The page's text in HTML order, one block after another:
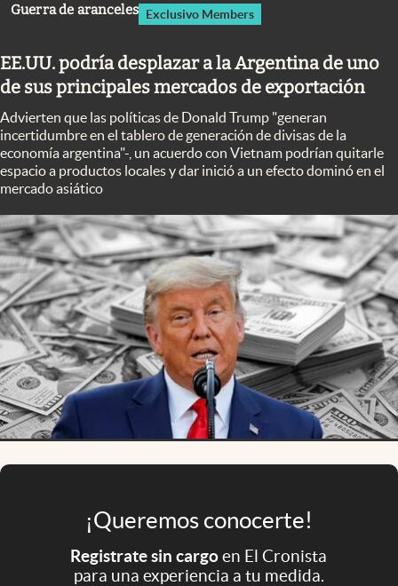
Negocios
Otras secciones
Apertura
Infotechnology
Clase
Clima
Mundial 2026
Eventos Corporativos
El Cronista Studio
Mediakit
abre en nueva pestaña
Argentina
Guerra de aranceles Exclusivo Members
EE.UU. podría desplazar a la Argentina de uno
de sus principales mercados de exportación
Advierten que las políticas de Donald Trump "generan
incertidumbre en el tablero de generación de divisas de la
economía argentina"-, un acuerdo con Vietnam podrían quitarle
espacio a productos locales y dar inició a un efecto dominó en el
mercado asiático
¡Queremos conocerte!
Registrate sin cargoen El Cronista
para una experiencia a tu medida.